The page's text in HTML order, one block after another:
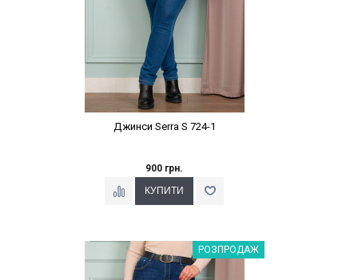
Джинси Serra S 724-1
900 грн.
Наклейки Варіант з %РОЗПРОДАЖ